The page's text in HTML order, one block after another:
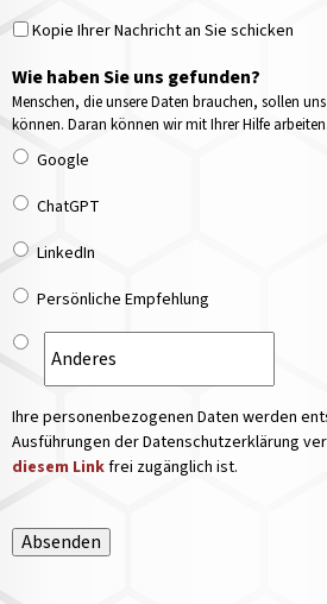
Kopie Ihrer Nachricht an Sie schicken
Wie haben Sie uns gefunden?
Menschen, die unsere Daten brauchen, sollen
können. Daran können wir mit Ihrer Hilfe arbeiten.
Google
ChatGPT
LinkedIn
Persönliche Empfehlung
Ihre personenbezogenen Daten werden
Ausführungen der Datenschutzerklärung
diesem Linkfrei zugänglich ist.
Absenden